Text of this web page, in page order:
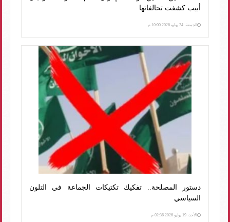
أبيب كشفت تحالفاتها
الجمعة، 24 يوليو 2026 10:00 م
دستور المصلحة.. تفكيك تكتيكات الجماعة في التلون
السياسي
الأحد، 19 يوليو 2026 02:36 م